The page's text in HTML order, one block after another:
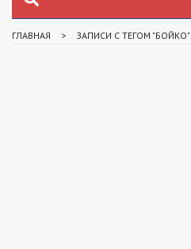
ГЛАВНАЯ > ЗАПИСИ С ТЕГОМ "БОЙКО"